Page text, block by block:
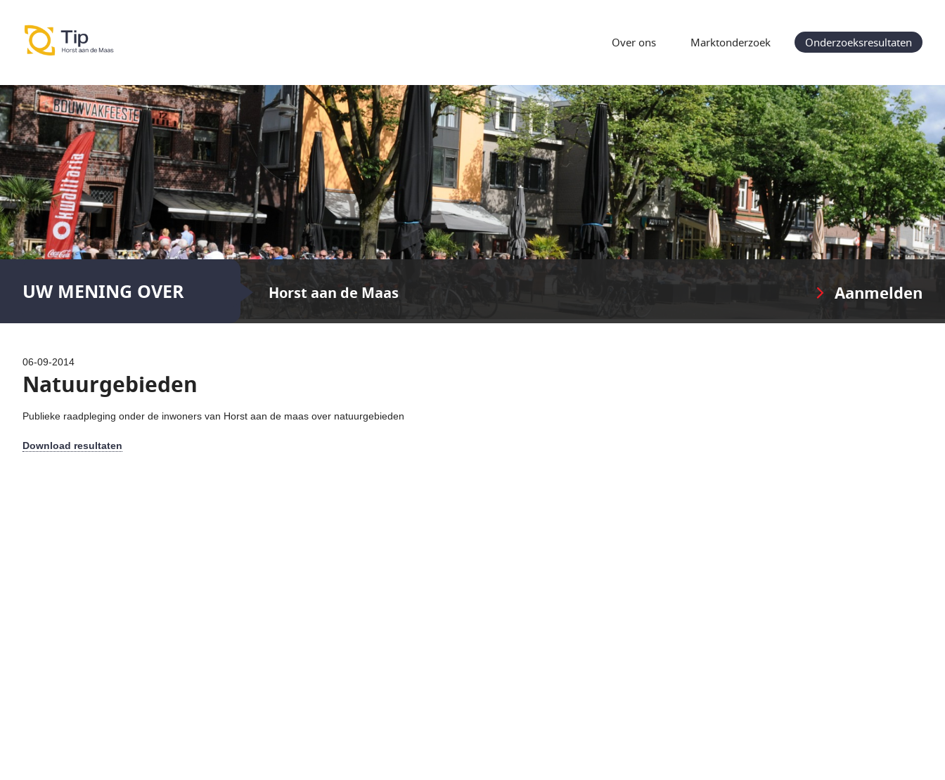
Over ons Marktonderzoek Onderzoeksresultaten
UW MENING OVER Horst aan de Maas Aanmelden
06-09-2014
Natuurgebieden
Publieke raadpleging onder de inwoners van Horst aan de maas over natuurgebieden
Download resultaten